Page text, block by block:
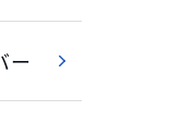
ー